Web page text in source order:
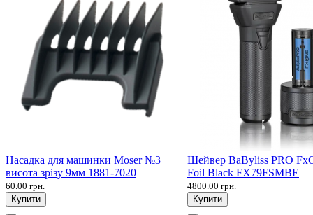
Насадка для машинки Moser №3
висота зрізу 9мм 1881-7020
60.00 грн.
Купити
Шейвер BaByliss PRO
Foil Black FX79FSMBE
4800.00 грн.
Купити